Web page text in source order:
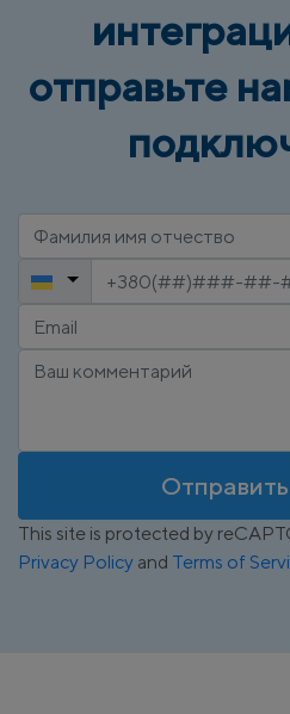
отправьте
This site is protected by
Privacy Policy and Terms of